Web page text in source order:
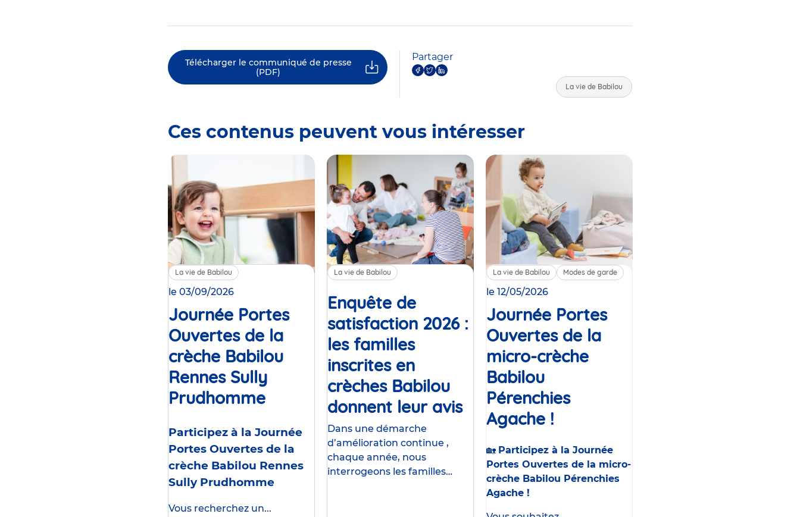
Télécharger le communiqué de presse
(PDF)
Partager
La vie de Babilou
Ces contenus peuvent vous intéresser
La vie de Babilou
le 03/09/2026
Journée Portes
Ouvertes de la
crèche Babilou
Rennes Sully
Prudhomme Événement
Participez à la Journée
Portes Ouvertes de la
crèche Babilou Rennes
Sully Prudhomme
Vous recherchez un...
La vie de Babilou
Enquête de
satisfaction 2026 :
les familles
inscrites en
crèches Babilou
donnent leur avisArticle
Dans une démarche
d’amélioration continue ,
chaque année, nous
interrogeons les familles
La vie de Babilou Modes de garde
le 12/05/2026
Journée Portes
Ouvertes de la
micro-crèche
Babilou
Pérenchies
Agache !
🏡 Participez à la Journée
Portes Ouvertes de la micro-
crèche Babilou Pérenchies
Agache !